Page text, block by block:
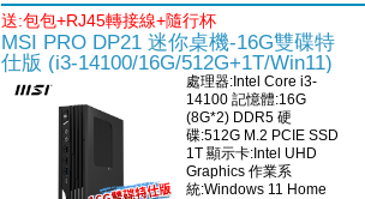
送:包包+RJ45轉接線+隨行杯
MSI PRO DP21 迷你桌機-16G雙碟特
仕版 (i3-14100/16G/512G+1T/Win11)
處理器:Intel Core i3-
14100 記憶體:16G
(8G*2) DDR5 硬
碟:512G M.2 PCIE SSD
1T 顯示卡:Intel UHD
Graphics 作業系
統:Windows 11 Home